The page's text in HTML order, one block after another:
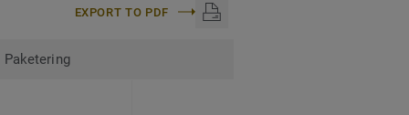
EXPORT TO PDF
Paketering